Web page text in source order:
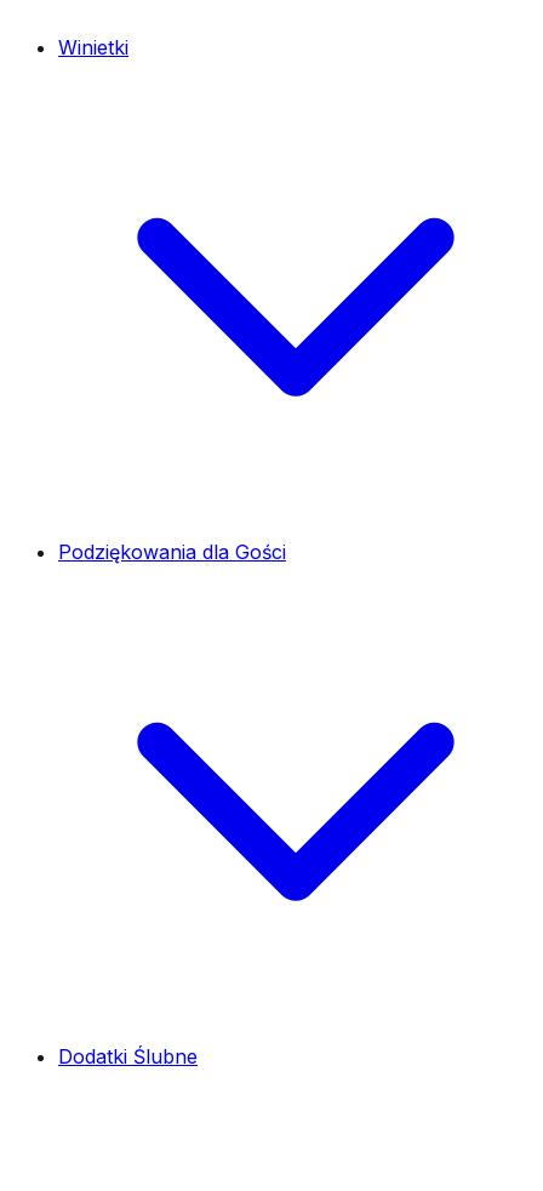
Winietki
Podziękowania dla Gości
Dodatki Ślubne